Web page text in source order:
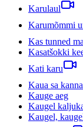
Karulaul
Karumõmmi
Kas tunned
Kasatšokki
Kati karu
Kaua sa
Kauge aeg
Kaugel
Kaugel,